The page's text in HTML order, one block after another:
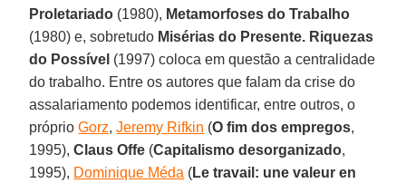
Proletariado (1980), Metamorfoses do Trabalho
(1980) e, sobretudo Misérias do Presente. Riquezas
do Possível (1997) coloca em questão a centralidade
do trabalho. Entre os autores que falam da crise do
assalariamento podemos identificar, entre outros, o
próprioGorz,Jeremy Rifkin (O fim dos empregos,
1995),Claus Offe (Capitalismo desorganizado,
1995), Dominique Méda (Le travail: une valeur en